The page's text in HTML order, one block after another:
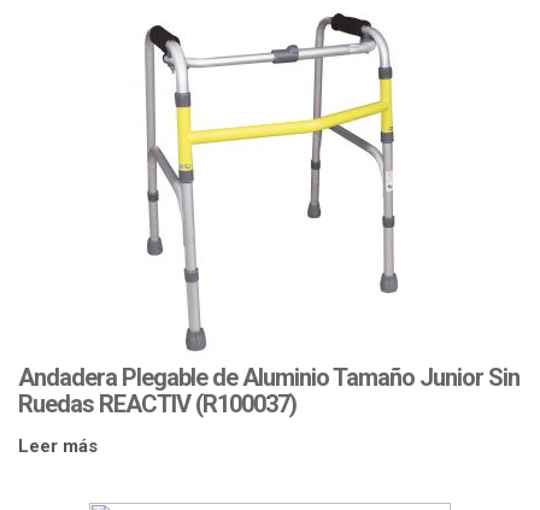
Andadera Plegable de Aluminio Tamaño Junior Sin
Ruedas REACTIV (R100037)
Leer más